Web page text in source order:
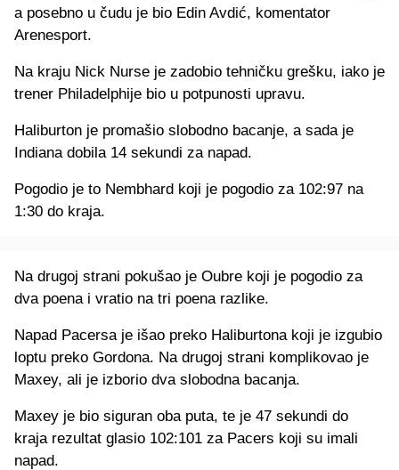
a posebno u čudu je bio Edin Avdić, komentator
Arenesport.
Na kraju Nick Nurse je zadobio tehničku grešku, iako je
trener Philadelphije bio u potpunosti upravu.
Haliburton je promašio slobodno bacanje, a sada je
Indiana dobila 14 sekundi za napad.
Pogodio je to Nembhard koji je pogodio za 102:97 na
1:30 do kraja.
Na drugoj strani pokušao je Oubre koji je pogodio za
dva poena i vratio na tri poena razlike.
Napad Pacersa je išao preko Haliburtona koji je izgubio
loptu preko Gordona. Na drugoj strani komplikovao je
Maxey, ali je izborio dva slobodna bacanja.
Maxey je bio siguran oba puta, te je 47 sekundi do
kraja rezultat glasio 102:101 za Pacers koji su imali
napad.